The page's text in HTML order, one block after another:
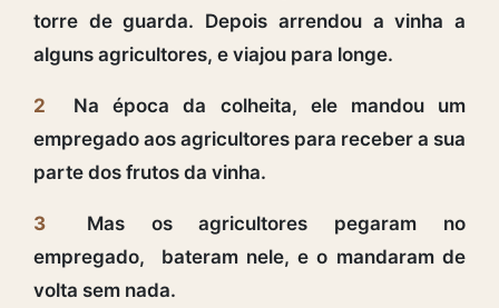
torre de guarda. Depois arrendou a vinha a
alguns agricultores, e viajou para longe.
2
Na época da colheita, ele mandou um
empregado aos agricultores para receber a sua
parte dos frutos da vinha.
3
Mas os agricultores pegaram no
empregado, bateram nele, e o mandaram de
volta sem nada.